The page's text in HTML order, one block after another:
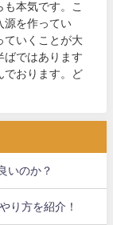
本気です。こ
源を作ってい
ていくことが大
ばではあります
でおります。ど
いのか？
り方を紹介！